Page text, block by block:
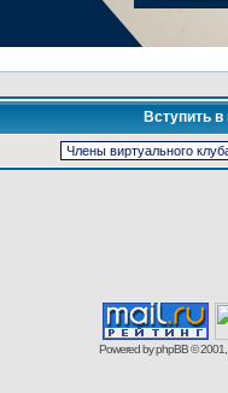
Вступить в
Powered byphpBB© 2001,